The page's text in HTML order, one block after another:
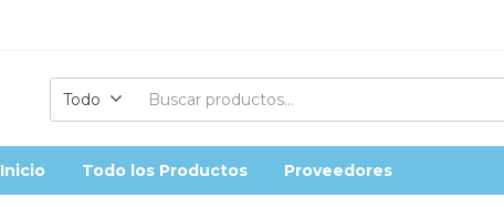
Todo
Inicio Todo los Productos Proveedores